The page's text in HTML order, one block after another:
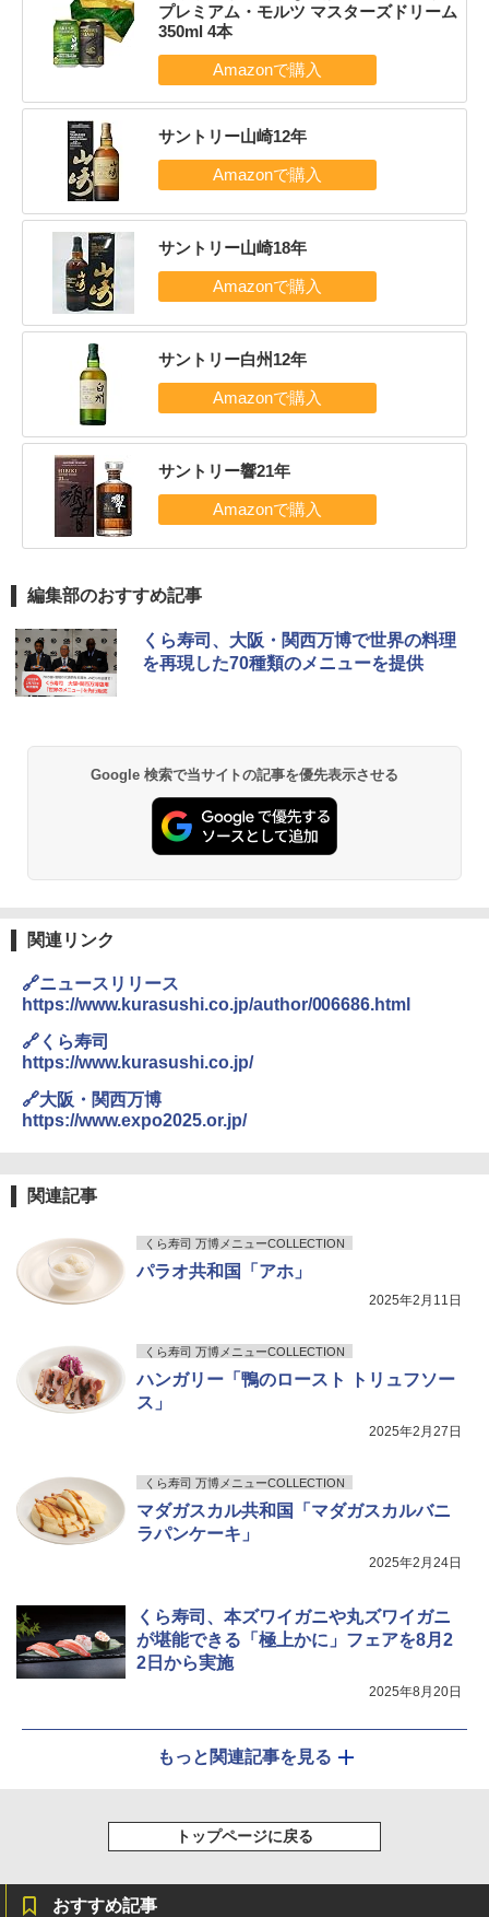
プレミアム・モルツ マスターズドリーム
350ml 4本
サントリー山崎12年
サントリー山崎18年
サントリー白州12年
サントリー響21年
編集部のおすすめ記事
くら寿司、大阪・関西万博で世界の料理
を再現した70種類のメニューを提供
Google 検索で当サイトの記事を優先表示させる
関連リンク
🔗ニュースリリース
https://www.kurasushi.co.jp/author/006686.html
🔗くら寿司
https://www.kurasushi.co.jp/
🔗大阪・関西万博
https://www.expo2025.or.jp/
関連記事
くら寿司 万博メニューCOLLECTION
パラオ共和国「アホ」
2025年2月11日
くら寿司 万博メニューCOLLECTION
ハンガリー「鴨のロースト トリュフソー
ス」
2025年2月27日
くら寿司 万博メニューCOLLECTION
マダガスカル共和国「マダガスカルバニ
ラパンケーキ」
2025年2月24日
くら寿司、本ズワイガニや丸ズワイガニ
が堪能できる「極上かに」フェアを8月2
2日から実施
2025年8月20日
もっと関連記事を見る
トップページに戻る
おすすめ記事